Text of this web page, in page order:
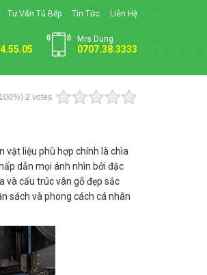
Tư Vấn Tủ Bếp Tin Tức Liên Hệ
Mrs Dung
0707.38.3333
2 votes
vật liệu phù hợp chính là chìa
dẫn mọi ánh nhìn bởi đặc
và cấu trúc vân gỗ đẹp sắc
sách và phong cách cá nhân